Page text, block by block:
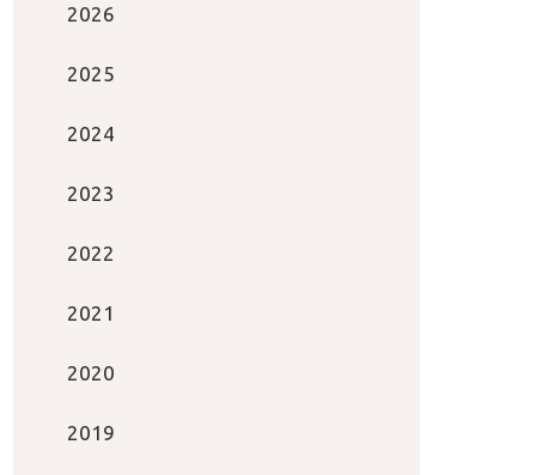
2026
2025
2024
2023
2022
2021
2020
2019